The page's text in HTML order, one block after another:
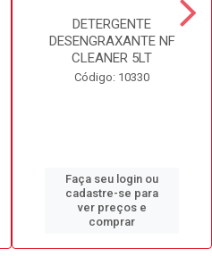
DETERGENTE
DESENGRAXANTE NF
CLEANER 5LT
Código: 10330
Faça seu login ou
cadastre-se para
ver preços e
comprar